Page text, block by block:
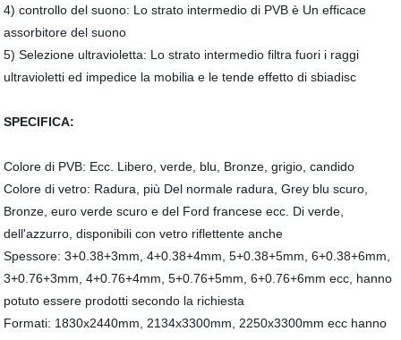
4) controllo del suono: Lo strato intermedio di PVB è Un efficace
assorbitore del suono
5) Selezione ultravioletta: Lo strato intermedio filtra fuori i raggi
ultravioletti ed impedice la mobilia e le tende effetto di sbiadisc
SPECIFICA:
Colore di PVB: Ecc. Libero, verde, blu, Bronze, grigio, candido
Colore di vetro: Radura, più Del normale radura, Grey blu scuro,
Bronze, euro verde scuro e del Ford francese ecc. Di verde,
dell'azzurro, disponibili con vetro riflettente anche
Spessore: 3+0.38+3mm, 4+0.38+4mm, 5+0.38+5mm, 6+0.38+6mm,
3+0.76+3mm, 4+0.76+4mm, 5+0.76+5mm, 6+0.76+6mm ecc, hanno
potuto essere prodotti secondo la richiesta
Formati: 1830x2440mm, 2134x3300mm, 2250x3300mm ecc hanno